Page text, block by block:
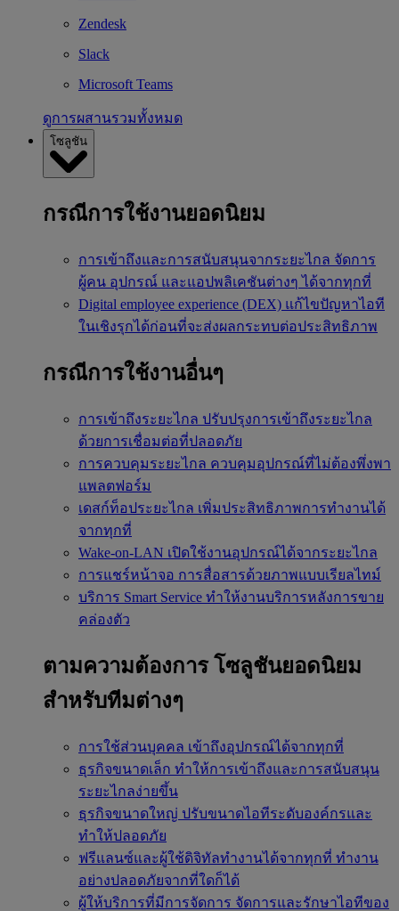
Zendesk
Slack
Microsoft Teams
ดูการผสานรวมทั้งหมด
โซลูชัน
กรณีการใช้งานยอดนิยม
การเข้าถึงและการสนับสนุนจากระยะไกล จัดการ
ผู้คน อุปกรณ์ และแอปพลิเคชันต่างๆ ได้จากทุกที่
Digital employee experience (DEX) แก้ไขปัญหาไอที
ในเชิงรุกได้ก่อนที่จะส่งผลกระทบต่อประสิทธิภาพ
กรณีการใช้งานอื่นๆ
การเข้าถึงระยะไกล ปรับปรุงการเข้าถึงระยะไกล
ด้วยการเชื่อมต่อที่ปลอดภัย
การควบคุมระยะไกล ควบคุมอุปกรณ์ที่ไม่ต้องพึ่งพา
แพลตฟอร์ม
เดสก์ท็อประยะไกล เพิ่มประสิทธิภาพการทำงานได้
จากทุกที่
Wake-on-LAN เปิดใช้งานอุปกรณ์ได้จากระยะไกล
การแชร์หน้าจอ การสื่อสารด้วยภาพแบบเรียลไทม์
บริการ Smart Service ทำให้งานบริการหลังการขาย
คล่องตัว
ตามความต้องการ โซลูชันยอดนิยม
สำหรับทีมต่างๆ
การใช้ส่วนบุคคล เข้าถึงอุปกรณ์ได้จากทุกที่
ธุรกิจขนาดเล็ก ทำให้การเข้าถึงและการสนับสนุน
ระยะไกลง่ายขึ้น
ธุรกิจขนาดใหญ่ ปรับขนาดไอทีระดับองค์กรและ
ทำให้ปลอดภัย
ฟรีแลนซ์และผู้ใช้ดิจิทัลทำงานได้จากทุกที่ ทำงาน
อย่างปลอดภัยจากที่ใดก็ได้
ผู้ให้บริการที่มีการจัดการ จัดการและรักษาไอทีของ